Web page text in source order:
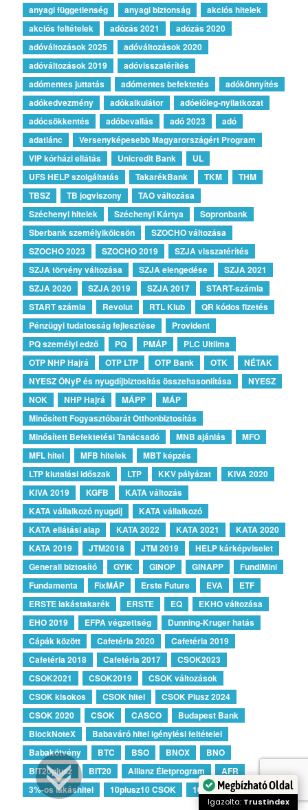
anyagi függetlenség
anyagi biztonság
akciós hitelek
akciós feltételek
adózás 2021
adózás 2020
adóváltozások 2025
adóváltozások 2020
adóváltozások 2019
adóvisszatérítés
adómentes juttatás
adómentes befektetés
adókönnyítés
adókedvezmény
adókalkulátor
adóelőleg-nyilatkozat
adócsökkentés
adóbevallás adó 2023
adó
adatlánc
Versenyképesebb Magyarországért Program
VIP kórházi ellátás
Unicredit Bank
UL
UFS HELP szolgáltatás
TakarékBank TKM
THM
TBSZ
TB jogviszony
TAO változása
Széchenyi hitelek
Széchenyi Kártya
Sopronbank
Sberbank személyikölcsön
SZOCHO változása
SZOCHO 2023
SZOCHO 2019
SZJA visszatérítés
SZJA törvény változása
SZJA elengedése
SZJA 2021
SZJA 2020
SZJA 2019 SZJA 2017
START-számla
START számla
Revolut RTL Klub
QR kódos fizetés
Pénzügyi tudatosság fejlesztése
Provident
PQ személyi edző
PQ PMÁP
PLC Ultlima
OTP NHP Hajrá
OTP LTP OTP Bank OTK
NÉTAK
NYESZ ÖNyP és nyugdíjbiztosítás összehasonlítása
NYESZ
NOK
NHP Hajrá MÁPP
MÁP
Minősített Fogyasztóbarát Otthonbiztosítás
Minősített Befektetési Tanácsadó
MNB ajánlás
MFO
MFL hitel
MFB hitelek
MBT képzés
LTP kiutalási időszak
LTP KKV pályázat
KIVA 2020
KIVA 2019
KGFB
KATA változás
KATA vállalkozó nyugdíj
KATA vállalkozó
KATA ellátási alap
KATA 2022 KATA 2021
KATA 2020
KATA 2019
JTM2018 JTM 2019
HELP kárképviselet
Generali biztosító
GYIK GINOP GINAPP
FundiMini
Fundamenta
FixMÁP Erste Future EVA
ETF
ERSTE lakástakarék
ERSTE EQ
EKHO változása
EHO 2019
EFPA végzettség
Dunning-Kruger hatás
Cápák között
Cafetéria 2020
Cafetéria 2019
Cafetéria 2018
Cafetéria 2017
CSOK2023
CSOK2021
CSOK2019
CSOK változások
CSOK kisokos
CSOK hitel
CSOK Plusz 2024
CSOK 2020
CSOK CASCO
Budapest Bank
BlockNoteX
Babaváró hitel igénylési feltételei
Babakötvény
BTC BSO BNOX
BNO
BIT20plusz
BIT20 Allianz Életprogram
AFR
3%-os lakáshitel
10plusz10 CSOK 10plus15 CSOK
Megbízható Oldal
Igazolta: Trustindex